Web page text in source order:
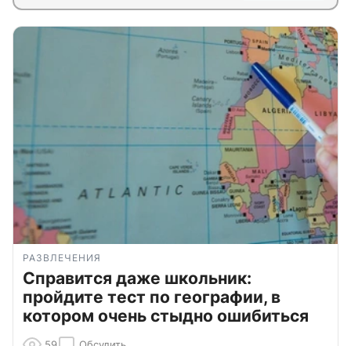
РАЗВЛЕЧЕНИЯ
Справится даже школьник:
пройдите тест по географии, в
котором очень стыдно ошибиться